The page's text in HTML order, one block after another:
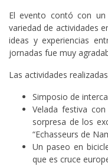
El evento contó con
variedad de actividades
ideas y experiencias
jornadas fue muy
Las actividades
Simposio de
Velada festiva
sorpresa de los
“Echasseurs de
Un paseo en
que es cruce